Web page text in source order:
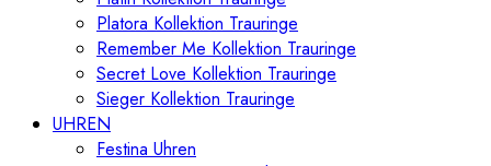
Platora Kollektion Trauringe
Remember Me Kollektion Trauringe
Secret Love Kollektion Trauringe
Sieger Kollektion Trauringe
UHREN
Festina Uhren